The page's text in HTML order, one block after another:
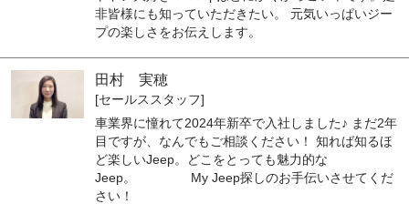
非皆様にも知っていただきたい。 元気いっぱいジー
プの楽しさをお伝えします。
田村 実穂
[セールススタッフ]
車業界に憧れて2024年新卒で入社しました♪ まだ2年
目ですが、なんでもご相談ください！ 知れば知るほ
ど楽しいJeep。どこをとっても魅力的な
Jeep。 My Jeep探しのお手伝いさせてくだ
さい！